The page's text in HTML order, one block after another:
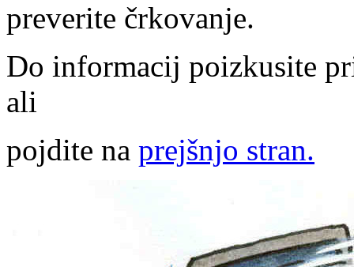
preverite črkovanje.
Do informacij poizkusite
ali
pojdite na prejšnjo stran.